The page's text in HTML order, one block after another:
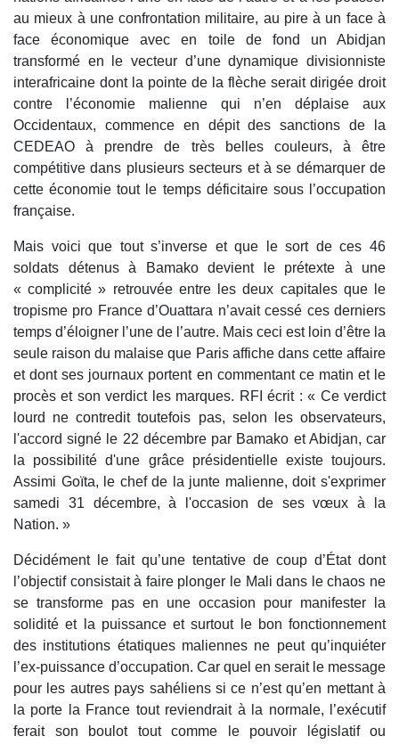
au mieux à une confrontation militaire, au pire à un face à
face économique avec en toile de fond un Abidjan
transformé en le vecteur d’une dynamique divisionniste
interafricaine dont la pointe de la flèche serait dirigée droit
contre l’économie malienne qui n’en déplaise aux
Occidentaux, commence en dépit des sanctions de la
CEDEAO à prendre de très belles couleurs, à être
compétitive dans plusieurs secteurs et à se démarquer de
cette économie tout le temps déficitaire sous l’occupation
française.
Mais voici que tout s’inverse et que le sort de ces 46
soldats détenus à Bamako devient le prétexte à une
« complicité » retrouvée entre les deux capitales que le
tropisme pro France d’Ouattara n’avait cessé ces derniers
temps d’éloigner l’une de l’autre. Mais ceci est loin d’être la
seule raison du malaise que Paris affiche dans cette affaire
et dont ses journaux portent en commentant ce matin et le
procès et son verdict les marques. RFI écrit : « Ce verdict
lourd ne contredit toutefois pas, selon les observateurs,
l'accord signé le 22 décembre par Bamako et Abidjan, car
la possibilité d'une grâce présidentielle existe toujours.
Assimi Goïta, le chef de la junte malienne, doit s'exprimer
samedi 31 décembre, à l'occasion de ses vœux à la
Nation. »
Décidément le fait qu’une tentative de coup d’État dont
l’objectif consistait à faire plonger le Mali dans le chaos ne
se transforme pas en une occasion pour manifester la
solidité et la puissance et surtout le bon fonctionnement
des institutions étatiques maliennes ne peut qu’inquiéter
l’ex-puissance d’occupation. Car quel en serait le message
pour les autres pays sahéliens si ce n’est qu’en mettant à
la porte la France tout reviendrait à la normale, l’exécutif
ferait son boulot tout comme le pouvoir législatif ou